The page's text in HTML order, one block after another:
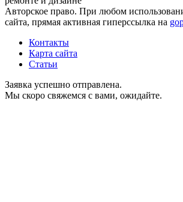
Авторское право. При любом
сайта, прямая активная гиперссылка на
Контакты
Карта сайта
Статьи
Заявка успешно отправлена.
Мы скоро свяжемся с вами, ожидайте.